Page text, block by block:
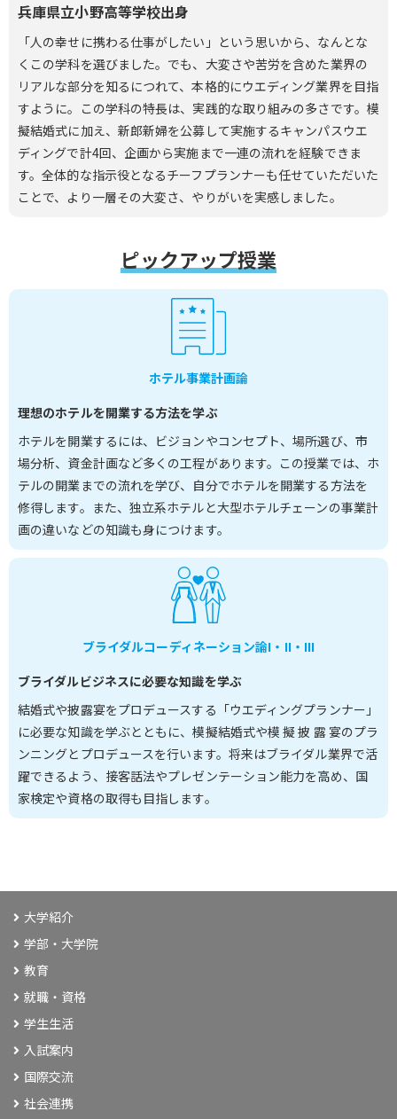
兵庫県立小野高等学校出身
「人の幸せに携わる仕事がしたい」という思いから、なんとな
くこの学科を選びました。でも、大変さや苦労を含めた業界の
リアルな部分を知るにつれて、本格的にウエディング業界を目指
すように。この学科の特長は、実践的な取り組みの多さです。模
擬結婚式に加え、新郎新婦を公募して実施するキャンパスウエ
ディングで計4回、企画から実施まで一連の流れを経験できま
す。全体的な指示役となるチーフプランナーも任せていただいた
ことで、より一層その大変さ、やりがいを実感しました。
ピックアップ授業
ホテル事業計画論
理想のホテルを開業する方法を学ぶ
ホテルを開業するには、ビジョンやコンセプト、場所選び、市
場分析、資金計画など多くの工程があります。この授業では、ホ
テルの開業までの流れを学び、自分でホテルを開業する方法を
修得します。また、独立系ホテルと大型ホテルチェーンの事業計
画の違いなどの知識も身につけます。
ブライダルコーディネーション論I・II・III
ブライダルビジネスに必要な知識を学ぶ
結婚式や披露宴をプロデュースする「ウエディングプランナー」
に必要な知識を学ぶとともに、模擬結婚式や模 擬 披 露 宴のプラ
ンニングとプロデュースを行います。将来はブライダル業界で活
躍できるよう、接客話法やプレゼンテーション能力を高め、国
家検定や資格の取得も目指します。
大学紹介
学部・大学院
教育
就職・資格
学生生活
入試案内
国際交流
社会連携